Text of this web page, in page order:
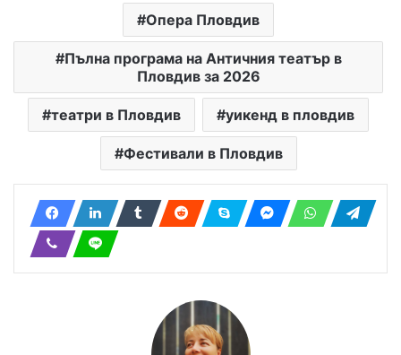
Опера Пловдив
Пълна програма на Античния театър в
Пловдив за 2026
театри в Пловдив уикенд в пловдив
Фестивали в Пловдив